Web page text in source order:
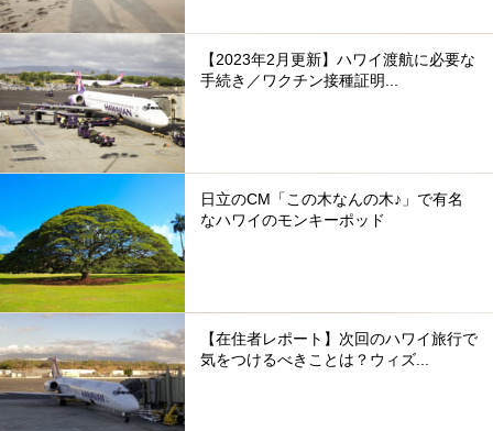
【2023年2月更新】ハワイ渡航に必要な
手続き／ワクチン接種証明...
日立のCM「この木なんの木♪」で有名
なハワイのモンキーポッド
【在住者レポート】次回のハワイ旅行で
気をつけるべきことは？ウィズ...